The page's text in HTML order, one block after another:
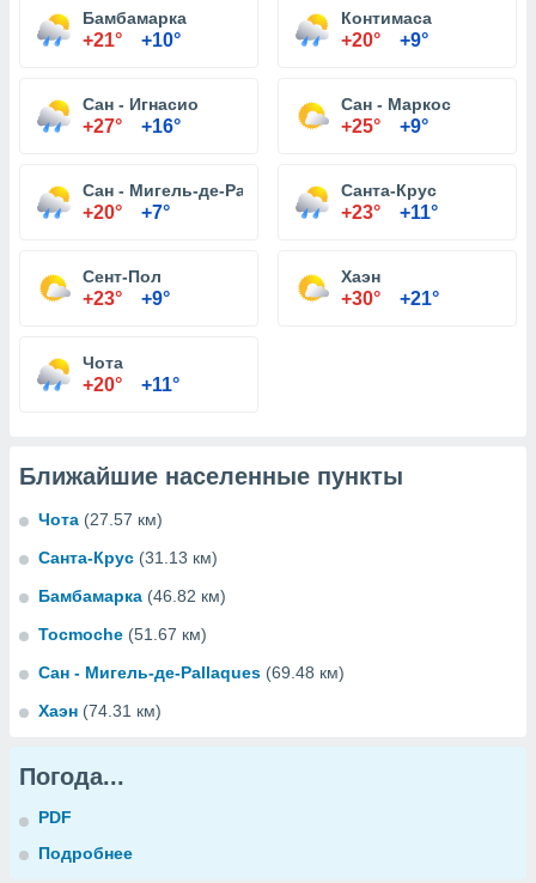
Бамбамарка
+21° +10°
Контимаса
+20° +9°
Сан - Игнасио
+27° +16°
Сан - Маркос
+25° +9°
Сан - Мигель-де-Pallaques
+20° +7°
Санта-Крус
+23° +11°
Сент-Пол
+23° +9°
Хаэн
+30° +21°
Чота
+20° +11°
Ближайшие населенные пункты
Чота (27.57 км)
Санта-Крус (31.13 км)
Бамбамарка (46.82 км)
Tocmoche (51.67 км)
Сан - Мигель-де-Pallaques (69.48 км)
Хаэн (74.31 км)
Погода...
PDF
Подробнее